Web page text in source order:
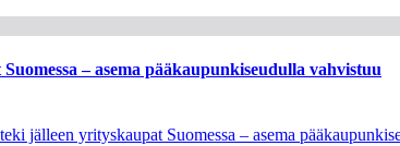
– asema pääkaupunkiseudulla vahvistuu
jälleen yrityskaupat Suomessa – asema